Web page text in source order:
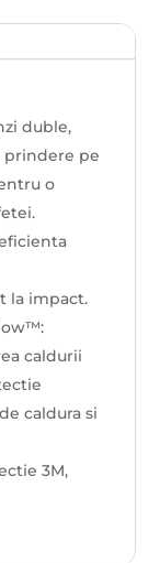
duble,
prindere pe
o
la impact.
caldurii
caldura si
3M,